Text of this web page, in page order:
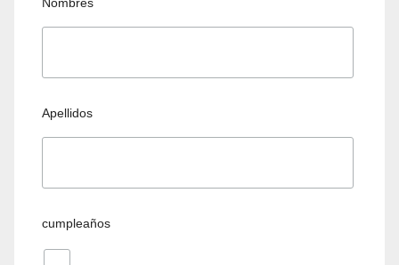
Apellidos
cumpleaños